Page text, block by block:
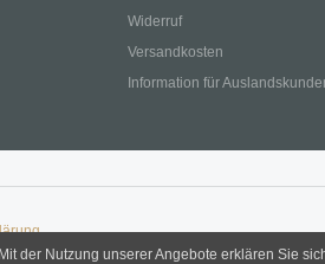
Widerruf
Versandkosten
Information für
Laberweinting
der Nutzung unserer Angebote erklären Sie